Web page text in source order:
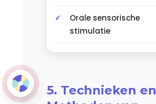
Orale sensorische
stimulatie
5. Technieken en